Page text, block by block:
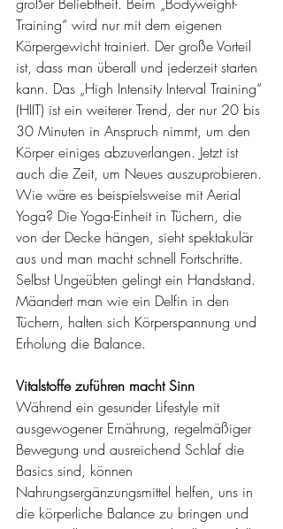
Training“ wird nur mit dem eigenen
Körpergewicht trainiert. Der große Vorteil
ist, dass man überall und jederzeit starten
kann. Das „High Intensity Interval Training“
(HIIT) ist ein weiterer Trend, der nur 20 bis
30 Minuten in Anspruch nimmt, um den
Körper einiges abzuverlangen. Jetzt ist
auch die Zeit, um Neues auszuprobieren.
Wie wäre es beispielsweise mit Aerial
Yoga? Die Yoga-Einheit in Tüchern, die
von der Decke hängen, sieht spektakulär
aus und man macht schnell Fortschritte.
Selbst Ungeübten gelingt ein Handstand.
Mäandert man wie ein Delfin in den
Tüchern, halten sich Körperspannung und
Erholung die Balance.
Vitalstoffe zuführen macht Sinn
Während ein gesunder Lifestyle mit
ausgewogener Ernährung, regelmäßiger
Bewegung und ausreichend Schlaf die
Basics sind, können
Nahrungsergänzungsmittel helfen, uns in
die körperliche Balance zu bringen und